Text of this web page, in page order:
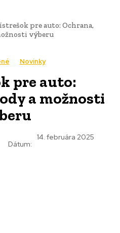
pre auto: Ochrana,
výberu
Novinky
pre auto:
a možnosti
Dátum:
14. februára 2025